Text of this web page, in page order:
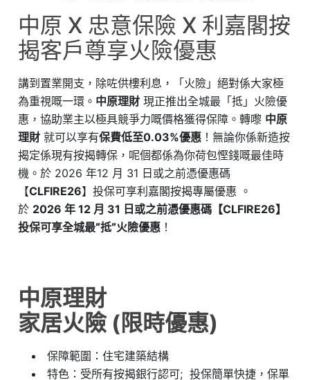
中原 X 忠意保險 X 利嘉閣按
揭客戶尊享火險優惠
講到置業開支，除咗供樓利息，「火險」絕對係大家極
為重視嘅一環。 中原理財 現正推出全城最「抵」火險優
惠，協助業主以極具競爭力嘅價格獲得保障。轉嚟 中原
理財 就可以享有保費低至0.03%優惠 ！無論你係新造按
揭定係現有按揭轉保，呢個都係為你荷包慳錢嘅最佳時
機。於 2026 年12 月 31 日或之前憑優惠碼
【CLFIRE26】投保可享利嘉閣按揭專屬優惠 。
於 2026 年 12 月 31 日或之前憑優惠碼【CLFIRE26】
投保可享全城最”抵”火險優惠 ！
中原理財
家居火險 (限時優惠)
保障範圍：住宅建築結構
特色：受所有按揭銀行認可; 投保簡單快捷，保單